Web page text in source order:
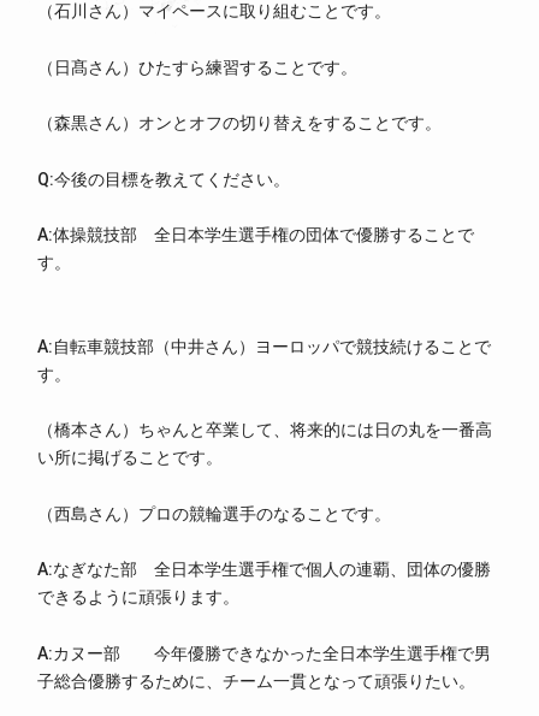
（石川さん）マイペースに取り組むことです。
（日髙さん）ひたすら練習することです。
（森黒さん）オンとオフの切り替えをすることです。
Q:今後の目標を教えてください。
A:体操競技部 全日本学生選手権の団体で優勝することで
す。
A:自転車競技部（中井さん）ヨーロッパで競技続けることで
す。
（橋本さん）ちゃんと卒業して、将来的には日の丸を一番高
い所に掲げることです。
（西島さん）プロの競輪選手のなることです。
A:なぎなた部 全日本学生選手権で個人の連覇、団体の優勝
できるように頑張ります。
A:カヌー部 今年優勝できなかった全日本学生選手権で男
子総合優勝するために、チーム一貫となって頑張りたい。